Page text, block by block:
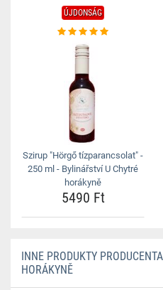
ÚJDONSÁG
Szirup "Hörgő tízparancsolat" -
250 ml - Bylinářství U Chytré
horákyně
5490 Ft
INNE PRODUKTY
HORÁKYNĚ